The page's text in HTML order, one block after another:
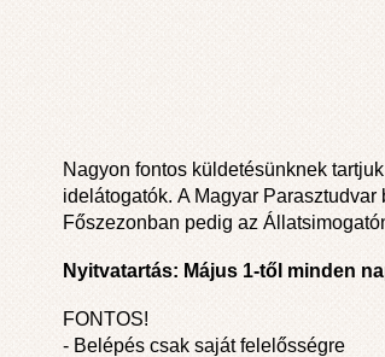
Nagyon fontos küldetésünknek
idelátogatók. A Magyar
Főszezonban pedig az
Nyitvatartás: Május 1-től minden
FONTOS!
- Belépés csak saját felelősségre